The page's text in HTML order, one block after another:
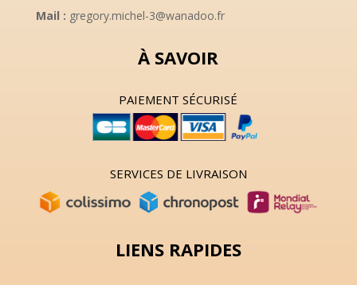
Mail : gregory.michel-3@wanadoo.fr
À SAVOIR
PAIEMENT SÉCURISÉ
SERVICES DE LIVRAISON
LIENS RAPIDES